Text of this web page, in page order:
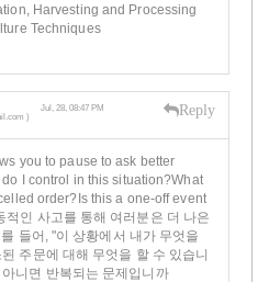
Harvesting and Processing
Techniques
)
Jul, 28, 08:47 PM Reply
you to pause to ask better
I control in this situation?What
order?Is this a one-off event
인 사고를 통해 여러분은 더 나은
들어, "이 상황에서 내가 무엇을
주문에 대해 무엇을 할 수 있습니
니면 반복되는 문제입니까